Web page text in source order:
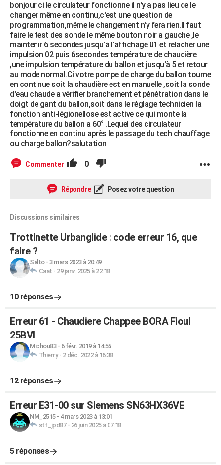
bonjour ci le circulateur fonctionne il n'y a pas lieu de le
changer même en continu,c'est une question de
programmation,même le changement n'y fera rien.Il faut
faire le test des sonde le même bouton noir a gauche ,le
maintenir 6 secondes jusqu'à l'affichage 01 et relâcher une
impulsion 02 puis 6secondes température de chaudière
,une impulsion température du ballon et jusqu'à 5 et retour
au mode normal.Ci votre pompe de charge du ballon tourne
en continue soit la chaudière est en manuelle ,soit la sonde
d'eau chaude a vérifier branchement et pénétration dans le
doigt de gant du ballon,soit dans le réglage technicien la
fonction anti-légionellose est active ce qui monte la
température du ballon a 60° .Lequel des circulateur
fonctionne en continu après le passage du tech chauffage
ou charge ballon?salutation
Commenter 0
Répondre Posez votre question
Discussions similaires
Trottinette Urbanglide : code erreur 16, que
faire ?
Salto- 3 mars 2023 à 20:49
Caat - 29 janv. 2025 à 22:18
10 réponses
Erreur 61 - Chaudiere Chappee BORA Fioul
25BVI
Michou83- 6 févr. 2019 à 14:55
Thierry- 2 déc. 2022 à 16:38
12 réponses
Erreur E31-00 sur Siemens SN63HX36VE
NM_2515- 4 mars 2023 à 13:01
stf_jpd87- 26 juin 2025 à 07:18
5 réponses